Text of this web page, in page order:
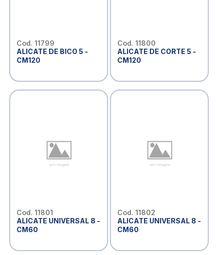
Cod. 11799
ALICATE DE BICO 5 -
CM120
Cod. 11800
ALICATE DE CORTE 5 -
CM120
Cod. 11801
ALICATE UNIVERSAL 8 -
CM60
Cod. 11802
ALICATE UNIVERSAL 8 -
CM60